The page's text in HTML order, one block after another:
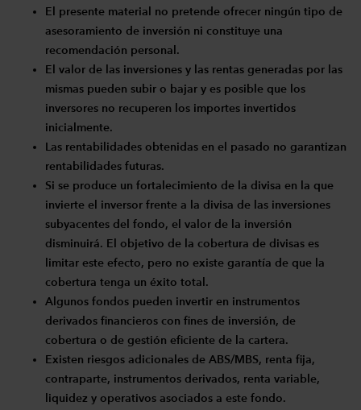
El presente material no pretende ofrecer ningún tipo de
asesoramiento de inversión ni constituye una
recomendación personal.
El valor de las inversiones y las rentas generadas por las
mismas pueden subir o bajar y es posible que los
inversores no recuperen los importes invertidos
inicialmente.
Las rentabilidades obtenidas en el pasado no garantizan
rentabilidades futuras.
Si se produce un fortalecimiento de la divisa en la que
invierte el inversor frente a la divisa de las inversiones
subyacentes del fondo, el valor de la inversión
disminuirá. El objetivo de la cobertura de divisas es
limitar este efecto, pero no existe garantía de que la
cobertura tenga un éxito total.
Algunos fondos pueden invertir en instrumentos
derivados financieros con fines de inversión, de
cobertura o de gestión eficiente de la cartera.
Existen riesgos adicionales de ABS/MBS, renta fija,
contraparte, instrumentos derivados, renta variable,
liquidez y operativos asociados a este fondo.